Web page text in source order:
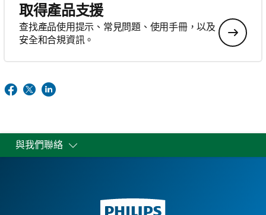
取得產品支援
查找產品使用提示、常見問題、使用手冊，以及
安全和合規資訊。
與我們聯絡